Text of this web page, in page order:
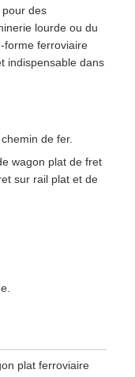
des
lourde ou du
forme ferroviaire
indispensable dans
de fer.
wagon plat de fret
sur rail plat et de
plat ferroviaire